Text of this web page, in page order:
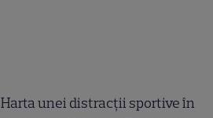
Harta unei distracții sportive în